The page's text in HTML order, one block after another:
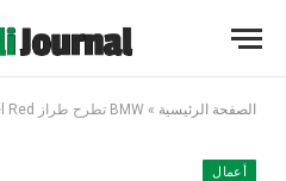
الصفحة الرئيسية » BMW تطرح طراز BMW XM Label Red محدود الإصدار
أعمال